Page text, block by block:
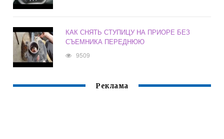
КАК СНЯТЬ СТУПИЦУ НА ПРИОРЕ БЕЗ
СЪЕМНИКА ПЕРЕДНЮЮ
9509
Реклама